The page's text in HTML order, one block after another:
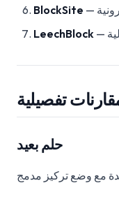
BlockSite
LeechBlock
تفصيلية
حلم بعيد
مع وضع تركيز مدمج